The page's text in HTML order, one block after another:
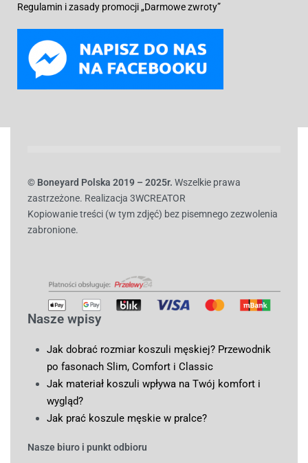
Regulamin i zasady promocji „Darmowe zwroty”
© Boneyard Polska 2019 – 2025r. Wszelkie prawa
zastrzeżone. Realizacja 3WCREATOR
Kopiowanie treści (w tym zdjęć) bez pisemnego zezwolenia
zabronione.
Nasze wpisy
Jak dobrać rozmiar koszuli męskiej? Przewodnik
po fasonach Slim, Comfort i Classic
Jak materiał koszuli wpływa na Twój komfort i
wygląd?
Jak prać koszule męskie w pralce?
Nasze biuro i punkt odbioru